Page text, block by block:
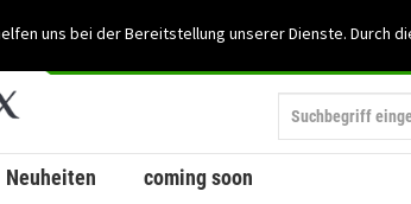
uns bei der Bereitstellung unserer Dienste. Durch
Mein Konto
Neuheiten coming soon